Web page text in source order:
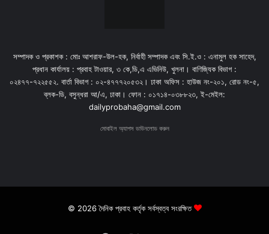
সম্পাদক ও প্রকাশক : মোঃ আশরাফ-উল-হক, নির্বাহী সম্পাদক এবং সি.ই.ও : এনামুল হক সাহেদ,
প্রধান কার্যালয় : প্রবাহ টাওয়ার, ৩ কে,ডি,এ এভিনিউ, খুলনা। বাণিজ্যিক বিভাগ :
০২৪৭৭-৭২২৫৫২. বার্তা বিভাগ : ০২-৪৭৭৭২০৫৩২। ঢাকা অফিস : হাউজ নং-২০১, রোড নং-৫,
ব্লক-ডি, বসুন্ধরা আ/এ, ঢাকা। ফোন : ০১৭১৪-০৩৮৮২৩, ই-মেইল:
dailyprobaha@gmail.com
মোবাইল অ্যাপস ডাউনলোড করুন
© 2026 দৈনিক প্রবাহ কর্তৃক সর্বস্বত্ব সংরক্ষিত